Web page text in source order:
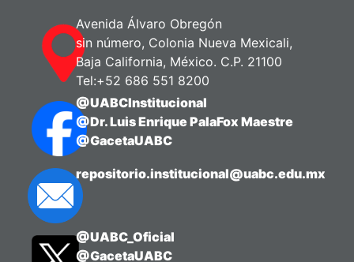
Avenida Álvaro Obregón
sin número, Colonia Nueva Mexicali,
Baja California, México. C.P. 21100
Tel:+52 686 551 8200
@UABCInstitucional
@Dr. Luis Enrique PalaFox Maestre
@GacetaUABC
repositorio.institucional@uabc.edu.mx
@UABC_Oficial
@GacetaUABC